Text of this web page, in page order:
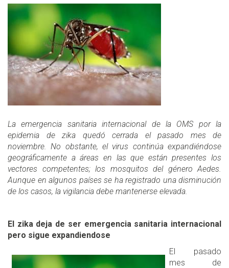
La emergencia sanitaria internacional de la OMS por la
epidemia de zika quedó cerrada el pasado mes de
noviembre. No obstante, el virus continúa expandiéndose
geográficamente a áreas en las que están presentes los
vectores competentes; los mosquitos del género Aedes.
Aunque en algunos países se ha registrado una disminución
de los casos, la vigilancia debe mantenerse elevada.
El zika deja de ser emergencia sanitaria internacional
pero sigue expandiendose
El pasado
mes de